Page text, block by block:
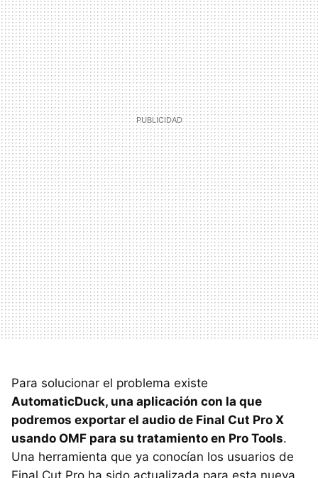
Para solucionar el problema existe
AutomaticDuck, una aplicación con la que
podremos exportar el audio de Final Cut Pro X
usando OMF para su tratamiento en Pro Tools.
Una herramienta que ya conocían los usuarios de
Final Cut Pro ha sido actualizada para esta nueva